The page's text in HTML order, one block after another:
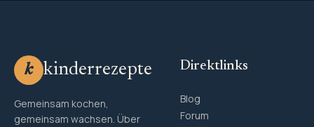
k kinderrezepte
Gemeinsam kochen,
gemeinsam wachsen. Über
Direktlinks
Blog
Forum